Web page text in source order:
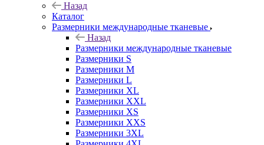
Назад
Каталог
Размерники международные тканевые
Назад
Размерники международные тканевые
Размерники S
Размерники M
Размерники L
Размерники XL
Размерники XXL
Размерники XS
Размерники XXS
Размерники 3XL